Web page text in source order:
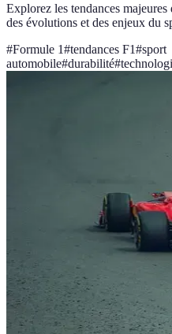
Explorez les tendances
des évolutions et des enjeux du
#Formule 1#tendances F1#sport
automobile#durabilité#